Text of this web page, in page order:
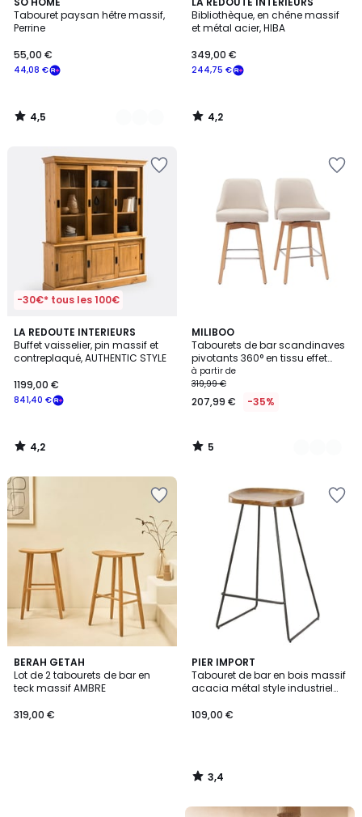
Tabouret paysan hêtre massif,
Perrine
44,08 €
55,00 €
/ 5
4
Couleurs
4,5
/
Bibliothèque, en chêne massif
et métal acier, HIBA
244,75 €
349,00 €
/ 5
4,2
/
-30€* tous les 100€
LA REDOUTE INTERIEURS
Buffet vaisselier, pin massif et
contreplaqué, AUTHENTIC STYLE
841,40 €
1199,00 €
4,2
/ 5
4,2
/
MILIBOO
Tabourets de bar scandinaves
pivotants 360° en tissu effet
velours texturé terracotta et bois
hêtre massif H65 cm (lot de 2)
HASTA
à partir de
319,99 €
207,99 € -35%
5
/
5
3
Couleurs
5
/
BERAH GETAH
Lot de 2 tabourets de bar en
teck massif AMBRE
319,00 €
PIER IMPORT
Tabouret de bar en bois massif
acacia métal style industriel
109,00 €
3,4
/ 5
3,4
/